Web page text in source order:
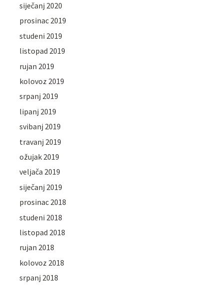
siječanj 2020
prosinac 2019
studeni 2019
listopad 2019
rujan 2019
kolovoz 2019
srpanj 2019
lipanj 2019
svibanj 2019
travanj 2019
ožujak 2019
veljača 2019
siječanj 2019
prosinac 2018
studeni 2018
listopad 2018
rujan 2018
kolovoz 2018
srpanj 2018